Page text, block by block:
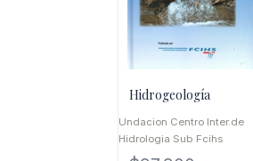
Hidrogeología
Undacion Centro Inter.de
Hidrologia Sub Fcihs